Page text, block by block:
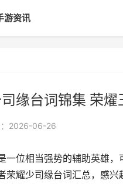
游资讯
缘台词锦集 荣燿
：2026-06-26
一位相当强势的辅助英雄
荣耀少司缘台词汇总，感